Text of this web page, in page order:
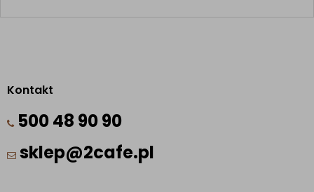
Kontakt
500 48 90 90
sklep@2cafe.pl